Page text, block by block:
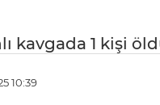
kavgada 1 kişi
10:39